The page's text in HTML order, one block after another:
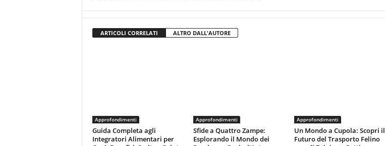
ARTICOLI CORRELATI ALTRO DALL'AUTORE
Approfondimenti
Guida Completa agli
Integratori Alimentari per
Approfondimenti
Sfide a Quattro Zampe:
Esplorando il Mondo dei
Approfondimenti
Un Mondo a Cupola: Scopri il
Futuro del Trasporto Felino